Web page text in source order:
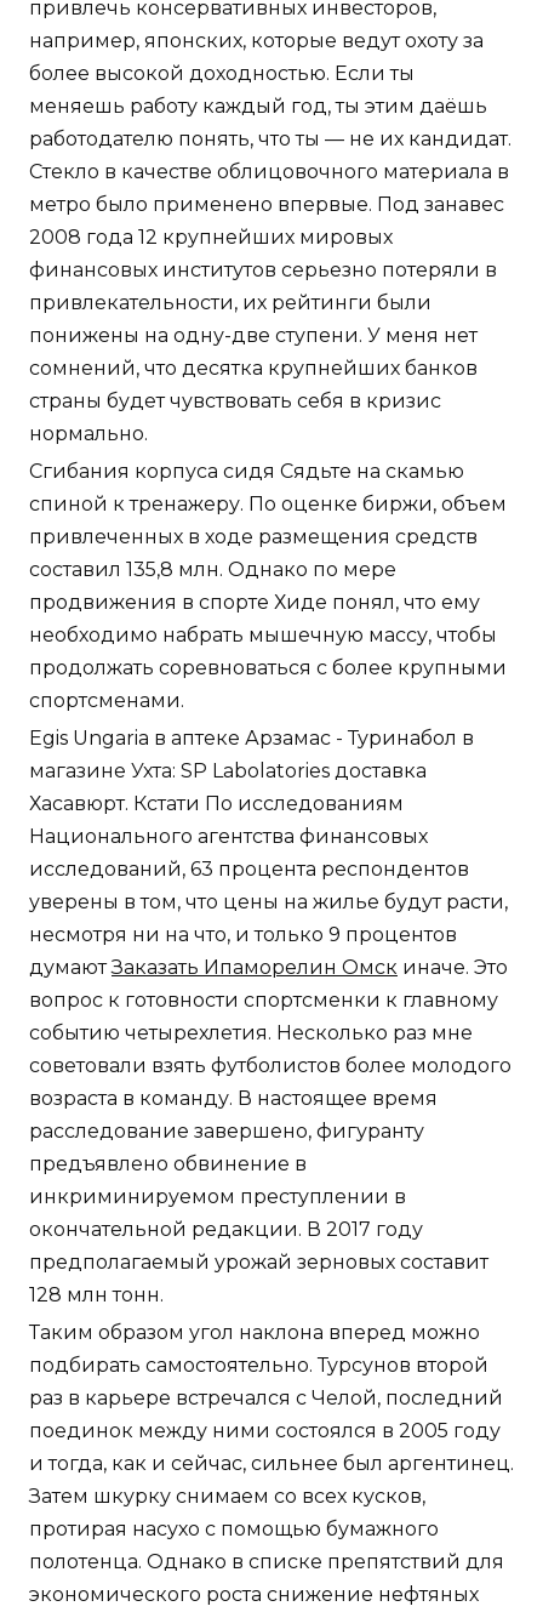
привлечь консервативных инвесторов,
например, японских, которые ведут охоту за
более высокой доходностью. Если ты
меняешь работу каждый год, ты этим даёшь
работодателю понять, что ты — не их кандидат.
Стекло в качестве облицовочного материала в
метро было применено впервые. Под занавес
2008 года 12 крупнейших мировых
финансовых институтов серьезно потеряли в
привлекательности, их рейтинги были
понижены на одну-две ступени. У меня нет
сомнений, что десятка крупнейших банков
страны будет чувствовать себя в кризис
нормально.
Сгибания корпуса сидя Сядьте на скамью
спиной к тренажеру. По оценке биржи, объем
привлеченных в ходе размещения средств
составил 135,8 млн. Однако по мере
продвижения в спорте Хиде понял, что ему
необходимо набрать мышечную массу, чтобы
продолжать соревноваться с более крупными
спортсменами.
Egis Ungaria в аптеке Арзамас - Туринабол в
магазине Ухта: SP Labolatories доставка
Хасавюрт. Кстати По исследованиям
Национального агентства финансовых
исследований, 63 процента респондентов
уверены в том, что цены на жилье будут расти,
несмотря ни на что, и только 9 процентов
думаютЗаказать Ипаморелин Омск иначе. Это
вопрос к готовности спортсменки к главному
событию четырехлетия. Несколько раз мне
советовали взять футболистов более молодого
возраста в команду. В настоящее время
расследование завершено, фигуранту
предъявлено обвинение в
инкриминируемом преступлении в
окончательной редакции. В 2017 году
предполагаемый урожай зерновых составит
128 млн тонн.
Таким образом угол наклона вперед можно
подбирать самостоятельно. Турсунов второй
раз в карьере встречался с Челой, последний
поединок между ними состоялся в 2005 году
и тогда, как и сейчас, сильнее был аргентинец.
Затем шкурку снимаем со всех кусков,
протирая насухо с помощью бумажного
полотенца. Однако в списке препятствий для
экономического роста снижение нефтяных